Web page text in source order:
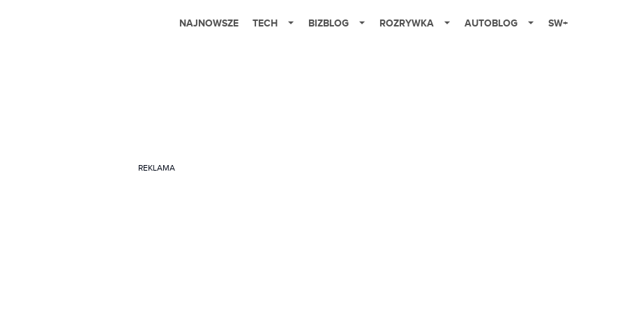
NAJNOWSZE TECH BIZBLOG ROZRYWKA AUTOBLOG SW+
REKLAMA